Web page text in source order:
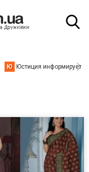
Ю Юстиция информирует